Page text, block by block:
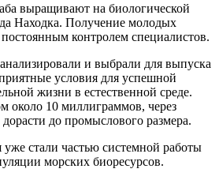
выращивают на биологической
Находка. Получение молодых
контролем специалистов.
и выбрали для выпуска
условия для успешной
жизни в естественной среде.
около 10 миллиграммов, через
до промыслового размера.
стали частью системной работы
морских биоресурсов.